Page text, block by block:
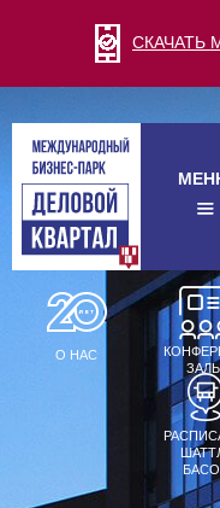
СКАЧАТЬ
О НАС